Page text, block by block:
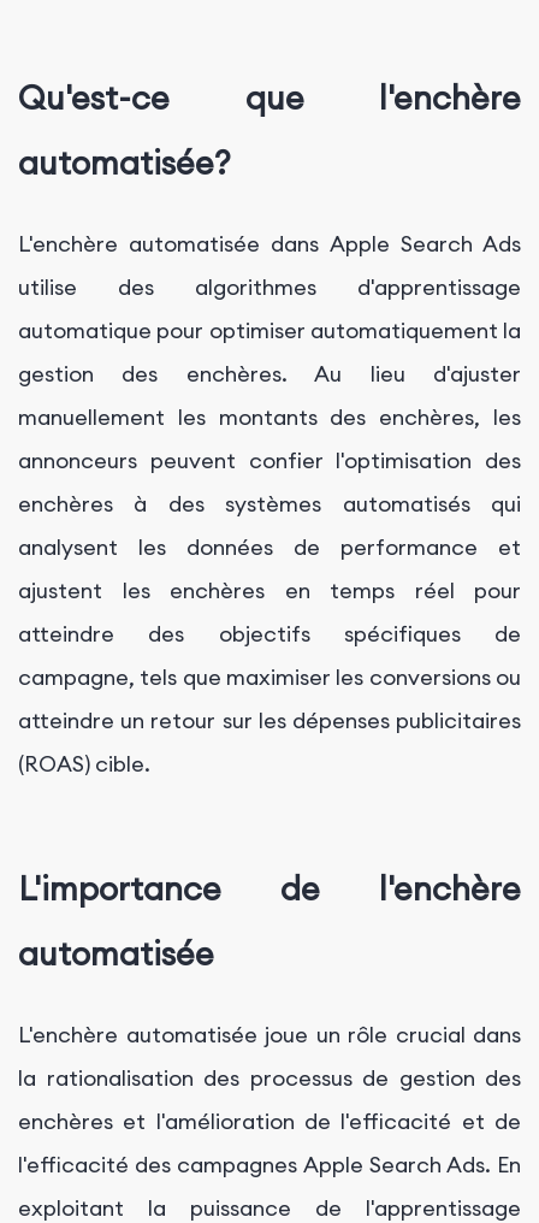
Qu'est-ce que l'enchère
automatisée?
L'enchère automatisée dans Apple Search Ads
utilise des algorithmes d'apprentissage
automatique pour optimiser automatiquement la
gestion des enchères. Au lieu d'ajuster
manuellement les montants des enchères, les
annonceurs peuvent confier l'optimisation des
enchères à des systèmes automatisés qui
analysent les données de performance et
ajustent les enchères en temps réel pour
atteindre des objectifs spécifiques de
campagne, tels que maximiser les conversions ou
atteindre un retour sur les dépenses publicitaires
(ROAS) cible.
L'importance de l'enchère
automatisée
L'enchère automatisée joue un rôle crucial dans
la rationalisation des processus de gestion des
enchères et l'amélioration de l'efficacité et de
l'efficacité des campagnes Apple Search Ads. En
exploitant la puissance de l'apprentissage